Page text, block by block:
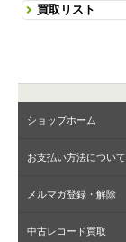
買取リスト
ショップホーム
お支払い方法について
メルマガ登録・解除
中古レコード買取